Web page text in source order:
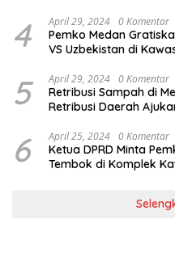
4 April 29, 2024 0 Komentar
Pemko Medan
VS Uzbekistan di
5 April 29, 2024 0 Komentar
Retribusi Sampah di
Retribusi Daerah
6 April 25, 2024 0 Komentar
Ketua DPRD Minta
Tembok di Komplek